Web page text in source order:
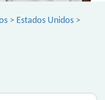
> Estados Unidos >